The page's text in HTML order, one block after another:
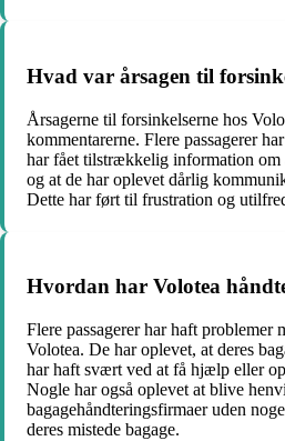
Hvad var årsagen til
Årsagerne til forsinkelserne hos
kommentarerne. Flere passagerer
har fået tilstrækkelig information om
og at de har oplevet dårlig
Dette har ført til frustration og
Hvordan har Volotea
Flere passagerer har haft problemer
Volotea. De har oplevet, at deres
har haft svært ved at få hjælp eller
Nogle har også oplevet at blive
bagagehåndteringsfirmaer uden
deres mistede bagage.